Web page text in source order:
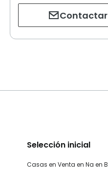
Contactar